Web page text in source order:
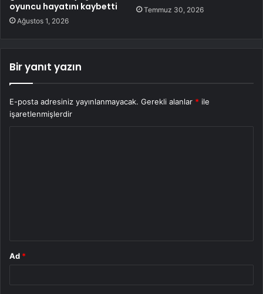
oyuncu hayatını kaybetti
Ağustos 1, 2026
Temmuz 30, 2026
Bir yanıt yazın
E-posta adresiniz yayınlanmayacak. Gerekli alanlar * ile
işaretlenmişlerdir
Ad *